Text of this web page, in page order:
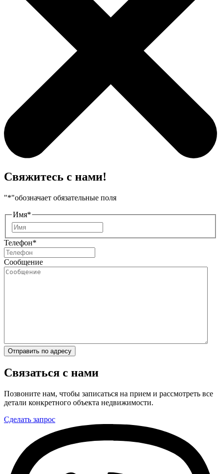
Свяжитесь с нами!
"*"обозначает обязательные поля
Имя*
Телефон*
Сообщение
Отправить по адресу
Связаться с нами
Позвоните нам, чтобы записаться на прием и рассмотреть все
детали конкретного объекта недвижимости.
Сделать запрос